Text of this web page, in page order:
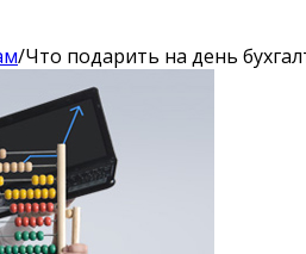
/Что подарить на день